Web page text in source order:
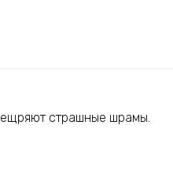
страшные шрамы.